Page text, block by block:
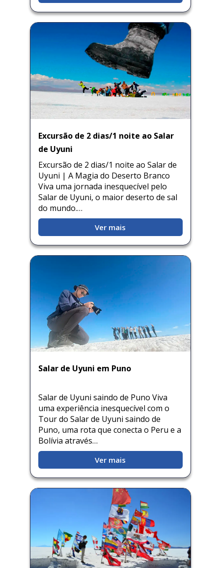
Excursão de 2 dias/1 noite ao Salar
de Uyuni
Excursão de 2 dias/1 noite ao Salar de
Uyuni | A Magia do Deserto Branco
Viva uma jornada inesquecível pelo
Salar de Uyuni, o maior deserto de sal
do mundo.…
Ver mais
Salar de Uyuni em Puno
Salar de Uyuni saindo de Puno Viva
uma experiência inesquecível com o
Tour do Salar de Uyuni saindo de
Puno, uma rota que conecta o Peru e a
Bolívia através…
Ver mais